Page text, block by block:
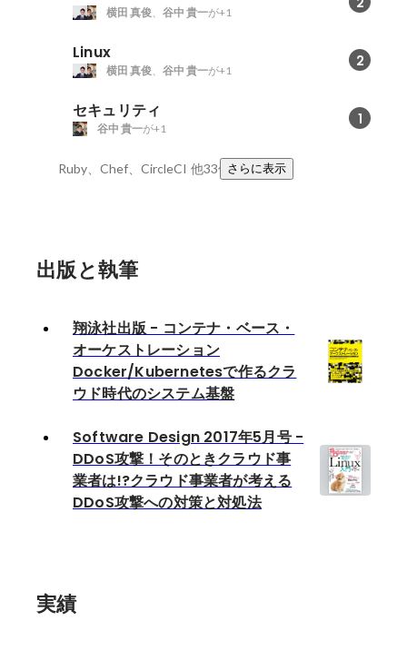
横田 真俊、 谷中 貴一が+1
Linux 2
横田 真俊、 谷中 貴一が+1
セキュリティ 1
谷中 貴一が+1
Ruby、Chef、CircleCI 他33件さらに表示
出版と執筆
翔泳社出版 - コンテナ・ベース・
オーケストレーション
Docker/Kubernetesで作るクラ
ウド時代のシステム基盤
Software Design 2017年5月号 -
DDoS攻撃！そのときクラウド事
業者は!?クラウド事業者が考える
DDoS攻撃への対策と対処法
実績